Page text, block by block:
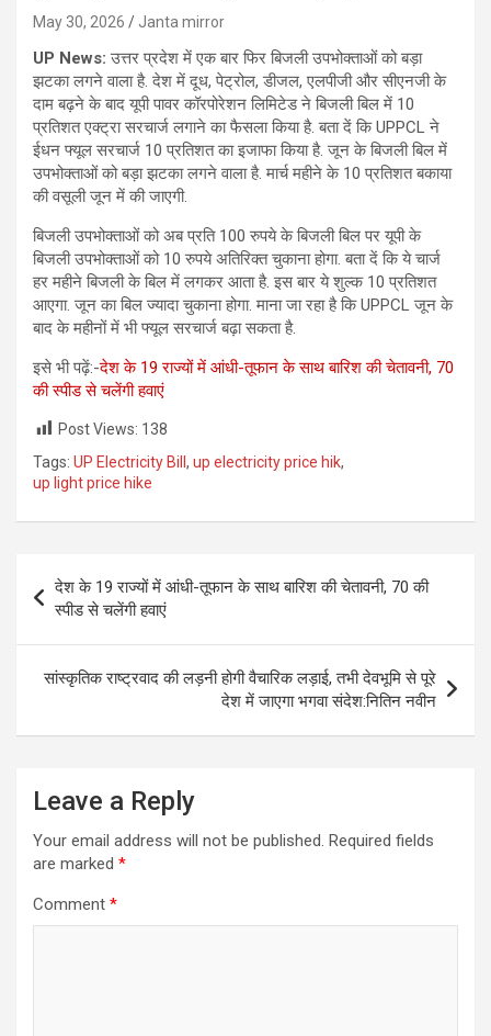
May 30, 2026 Janta mirror
UP News:उत्तर प्रदेश में एक बार फिर बिजली उपभोक्ताओं को बड़ा
झटका लगने वाला है. देश में दूध, पेट्रोल, डीजल, एलपीजी और सीएनजी के
दाम बढ़ने के बाद यूपी पावर कॉरपोरेशन लिमिटेड ने बिजली बिल में 10
प्रतिशत एक्ट्रा सरचार्ज लगाने का फैसला किया है. बता दें कि UPPCL ने
ईधन फ्यूल सरचार्ज 10 प्रतिशत का इजाफा किया है. जून के बिजली बिल में
उपभोक्ताओं को बड़ा झटका लगने वाला है. मार्च महीने के 10 प्रतिशत बकाया
की वसूली जून में की जाएगी.
बिजली उपभोक्ताओं को अब प्रति 100 रुपये के बिजली बिल पर यूपी के
बिजली उपभोक्ताओं को 10 रुपये अतिरिक्त चुकाना होगा. बता दें कि ये चार्ज
हर महीने बिजली के बिल में लगकर आता है. इस बार ये शुल्क 10 प्रतिशत
आएगा. जून का बिल ज्यादा चुकाना होगा. माना जा रहा है कि UPPCL जून के
बाद के महीनों में भी फ्यूल सरचार्ज बढ़ा सकता है.
इसे भी पढ़ें:-देश के 19 राज्यों में आंधी-तूफान के साथ बारिश की चेतावनी, 70
की स्पीड से चलेंगी हवाएं
Post Views: 138
Tags: UP Electricity Bill , up electricity price hik,
up light price hike
Post
navigation
देश के 19 राज्यों में आंधी-तूफान के साथ बारिश की चेतावनी, 70 की
स्पीड से चलेंगी हवाएं
सांस्कृतिक राष्ट्रवाद की लड़नी होगी वैचारिक लड़ाई, तभी देवभूमि से पूरे
देश में जाएगा भगवा संदेश:नितिन नवीन
Leave a Reply
Your email address will not be published. Required fields
are marked *
Comment *